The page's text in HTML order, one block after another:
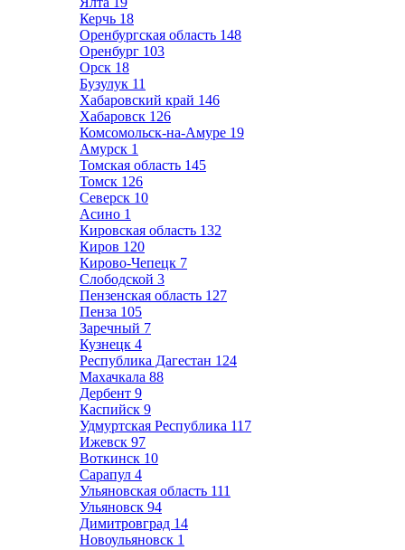
Керчь 18
Оренбургская область 148
Оренбург 103
Орск 18
Бузулук 11
Хабаровский край 146
Хабаровск 126
Комсомольск-на-Амуре 19
Амурск 1
Томская область 145
Томск 126
Северск 10
Асино 1
Кировская область 132
Киров 120
Кирово-Чепецк 7
Слободской 3
Пензенская область 127
Пенза 105
Заречный 7
Кузнецк 4
Республика Дагестан 124
Махачкала 88
Дербент 9
Каспийск 9
Удмуртская Республика 117
Ижевск 97
Воткинск 10
Сарапул 4
Ульяновская область 111
Ульяновск 94
Димитровград 14
Новоульяновск 1